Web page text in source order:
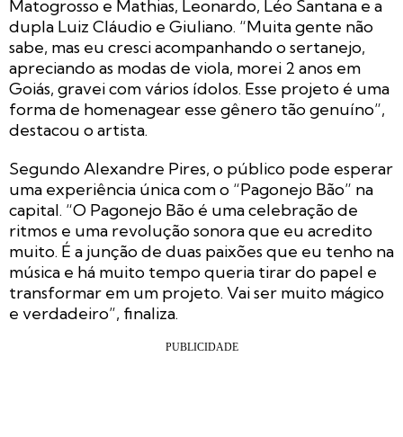
Matogrosso e Mathias, Leonardo, Léo Santana e a
dupla Luiz Cláudio e Giuliano. “Muita gente não
sabe, mas eu cresci acompanhando o sertanejo,
apreciando as modas de viola, morei 2 anos em
Goiás, gravei com vários ídolos. Esse projeto é uma
forma de homenagear esse gênero tão genuíno”,
destacou o artista.
Segundo Alexandre Pires, o público pode esperar
uma experiência única com o “Pagonejo Bão” na
capital. “O Pagonejo Bão é uma celebração de
ritmos e uma revolução sonora que eu acredito
muito. É a junção de duas paixões que eu tenho na
música e há muito tempo queria tirar do papel e
transformar em um projeto. Vai ser muito mágico
e verdadeiro”, finaliza.